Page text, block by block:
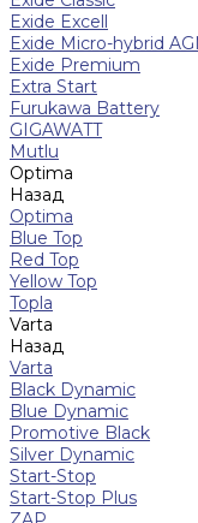
Exide Excell
Exide Micro-hybrid
Exide Premium
Extra Start
Furukawa Battery
GIGAWATT
Mutlu
Optima
Назад
Optima
Blue Top
Red Top
Yellow Top
Topla
Varta
Назад
Varta
Black Dynamic
Blue Dynamic
Promotive Black
Silver Dynamic
Start-Stop
Start-Stop Plus